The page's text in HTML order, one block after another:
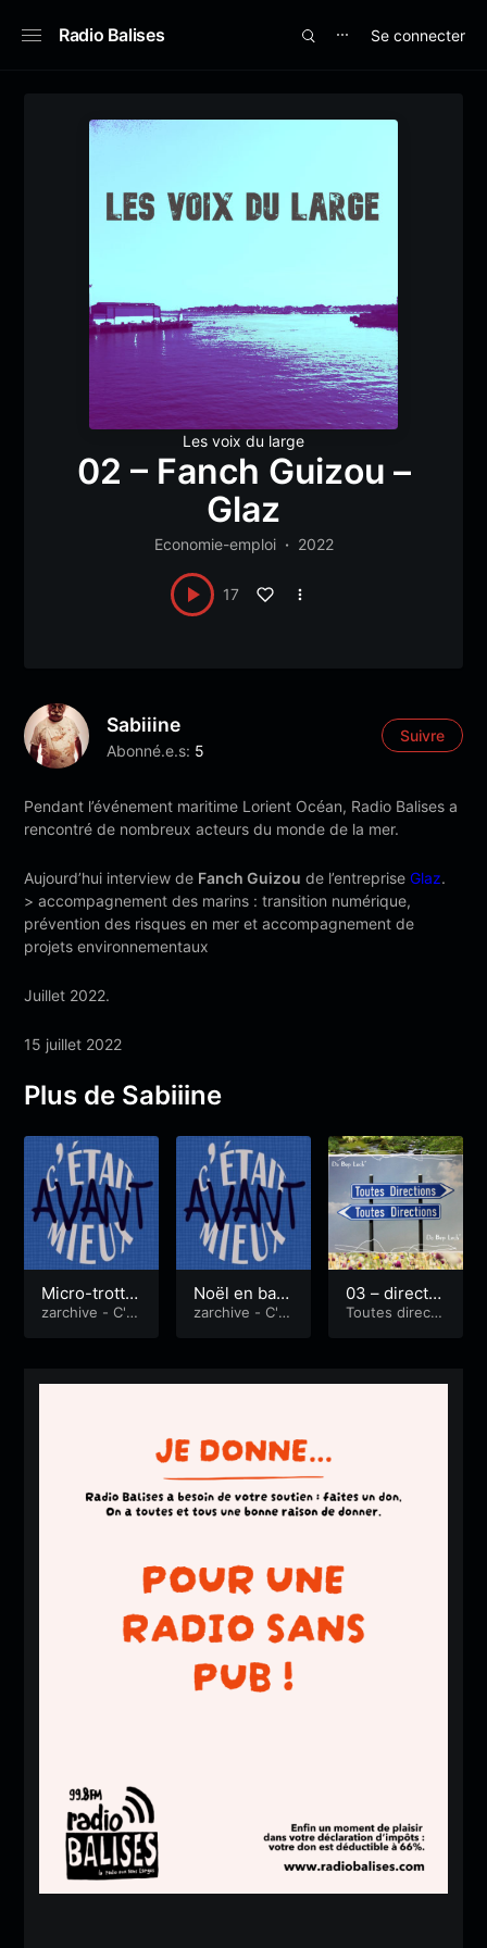
Radio Balises ⋯ Se connecter
Les voix du large
02 – Fanch Guizou –
Glaz
Economie-emploi 2022
17
Sabiiine
Abonné.e.s: 5
Suivre
Pendant l’événement maritime Lorient Océan, Radio Balises a
rencontré de nombreux acteurs du monde de la mer.
Aujourd’hui interview de Fanch Guizou de l’entrepriseGlaz.
> accompagnement des marins : transition numérique,
prévention des risques en mer et accompagnement de
projets environnementaux
Juillet 2022.
15 juillet 2022
Plus de Sabiiine
Micro-trottoi
r – des idées
zarchive - C'ét
Noël en bara
que
zarchive - C'ét
03 – directio
n Gestel
Toutes directi